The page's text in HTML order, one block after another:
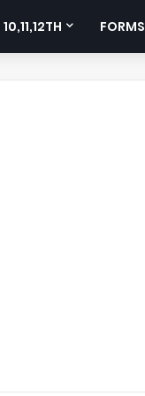
10,11,12TH FORMS